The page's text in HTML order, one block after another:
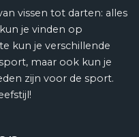
vissen tot darten: alles
je vinden op
kun je verschillende
maar ook kun je
zijn voor de sport.